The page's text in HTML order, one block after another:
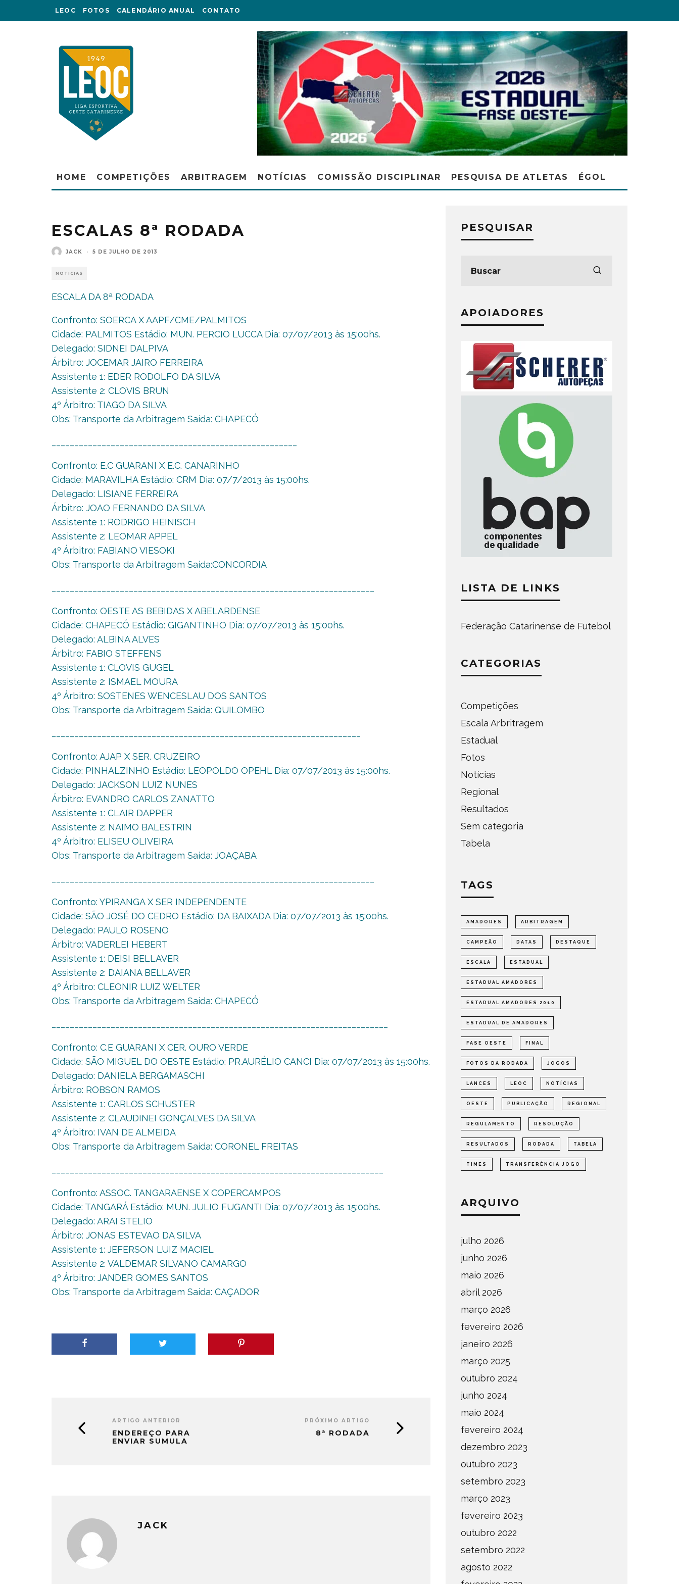
LEOC FOTOS CALENDÁRIO ANUAL CONTATO
HOME COMPETIÇÕES ARBITRAGEM NOTÍCIAS COMISSÃO DISCIPLINAR PESQUISA DE ATLETAS ÉGOL
ESCALAS 8ª RODADA
JACK · 5 DE JULHO DE 2013
NOTÍCIAS
ESCALA DA 8ª RODADA
Confronto: SOERCA X AAPF/CME/PALMITOS
Cidade: PALMITOS Estádio: MUN. PERCIO LUCCA Dia: 07/07/2013 às 15:00hs.
Delegado: SIDNEI DALPIVA
Árbitro: JOCEMAR JAIRO FERREIRA
Assistente 1: EDER RODOLFO DA SILVA
Assistente 2: CLOVIS BRUN
4º Árbitro: TIAGO DA SILVA
Obs: Transporte da Arbitragem Saída: CHAPECÓ
Confronto: E.C GUARANI X E.C. CANARINHO
Cidade: MARAVILHA Estádio: CRM Dia: 07/7/2013 às 15:00hs.
Delegado: LISIANE FERREIRA
Árbitro: JOAO FERNANDO DA SILVA
Assistente 1: RODRIGO HEINISCH
Assistente 2: LEOMAR APPEL
4º Árbitro: FABIANO VIESOKI
Obs: Transporte da Arbitragem Saída:CONCORDIA
Confronto: OESTE AS BEBIDAS X ABELARDENSE
Cidade: CHAPECÓ Estádio: GIGANTINHO Dia: 07/07/2013 às 15:00hs.
Delegado: ALBINA ALVES
Árbitro: FABIO STEFFENS
Assistente 1: CLOVIS GUGEL
Assistente 2: ISMAEL MOURA
4º Árbitro: SOSTENES WENCESLAU DOS SANTOS
Obs: Transporte da Arbitragem Saída: QUILOMBO
Confronto: AJAP X SER. CRUZEIRO
Cidade: PINHALZINHO Estádio: LEOPOLDO OPEHL Dia: 07/07/2013 às 15:00hs.
Delegado: JACKSON LUIZ NUNES
Árbitro: EVANDRO CARLOS ZANATTO
Assistente 1: CLAIR DAPPER
Assistente 2: NAIMO BALESTRIN
4º Árbitro: ELISEU OLIVEIRA
Obs: Transporte da Arbitragem Saída: JOAÇABA
Confronto: YPIRANGA X SER INDEPENDENTE
Cidade: SÃO JOSÉ DO CEDRO Estádio: DA BAIXADA Dia: 07/07/2013 às 15:00hs.
Delegado: PAULO ROSENO
Árbitro: VADERLEI HEBERT
Assistente 1: DEISI BELLAVER
Assistente 2: DAIANA BELLAVER
4º Árbitro: CLEONIR LUIZ WELTER
Obs: Transporte da Arbitragem Saída: CHAPECÓ
Confronto: C.E GUARANI X CER. OURO VERDE
Cidade: SÃO MIGUEL DO OESTE Estádio: PR.AURÉLIO CANCI Dia: 07/07/2013 às 15:00hs.
Delegado: DANIELA BERGAMASCHI
Árbitro: ROBSON RAMOS
Assistente 1: CARLOS SCHUSTER
Assistente 2: CLAUDINEI GONÇALVES DA SILVA
4º Árbitro: IVAN DE ALMEIDA
Obs: Transporte da Arbitragem Saída: CORONEL FREITAS
Confronto: ASSOC. TANGARAENSE X COPERCAMPOS
Cidade: TANGARÁ Estádio: MUN. JULIO FUGANTI Dia: 07/07/2013 às 15:00hs.
Delegado: ARAI STELIO
Árbitro: JONAS ESTEVAO DA SILVA
Assistente 1: JEFERSON LUIZ MACIEL
Assistente 2: VALDEMAR SILVANO CAMARGO
4º Árbitro: JANDER GOMES SANTOS
Obs: Transporte da Arbitragem Saída: CAÇADOR
ARTIGO ANTERIOR
ENDEREÇO PARA
ENVIAR SUMULA
PRÓXIMO ARTIGO
8ª RODADA
JACK
PESQUISAR
APOIADORES
LISTA DE LINKS
Federação Catarinense de Futebol
CATEGORIAS
Competições
Escala Arbritragem
Estadual
Fotos
Notícias
Regional
Resultados
Sem categoria
Tabela
TAGS
AMADORES ARBITRAGEM
CAMPEÃO DATAS DESTAQUE
ESCALA ESTADUAL
ESTADUAL AMADORES
ESTADUAL AMADORES 2010
ESTADUAL DE AMADORES
FASE OESTE FINAL
FOTOS DA RODADA JOGOS
LANCES LEOC NOTÍCIAS
OESTE PUBLICAÇÃO REGIONAL
REGULAMENTO RESOLUÇÃO
RESULTADOS RODADA TABELA
TIMES TRANSFERÊNCIA JOGO
ARQUIVO
julho 2026
junho 2026
maio 2026
abril 2026
março 2026
fevereiro 2026
janeiro 2026
março 2025
outubro 2024
junho 2024
maio 2024
fevereiro 2024
dezembro 2023
outubro 2023
setembro 2023
março 2023
fevereiro 2023
outubro 2022
setembro 2022
agosto 2022